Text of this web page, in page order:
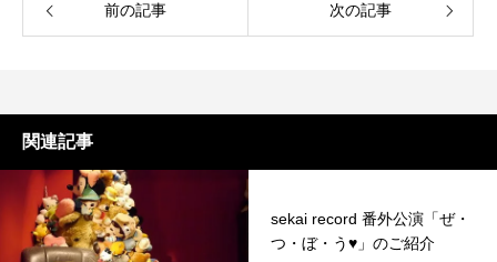
前の記事 次の記事
関連記事
sekai record 番外公演「ぜ・
つ・ぼ・う♥」のご紹介